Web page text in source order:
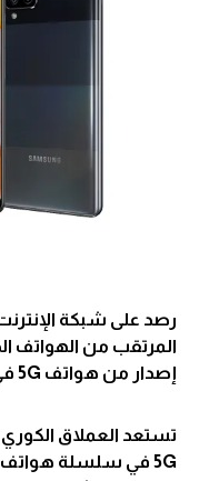
رصد على شبكة
المرتقب من الهواتف
إصدار من هواتف 5G في سلسلة Galaxy M.
تستعد العملاق